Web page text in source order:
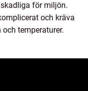
för miljön.
och kräva
temperaturer.